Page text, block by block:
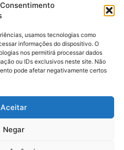
usamos tecnologias como
informações do dispositivo. O
nos permitirá processar dados
ou IDs exclusivos neste site. Não
pode afetar negativamente certos
Aceitar
Negar
regularização
para
Paraenses